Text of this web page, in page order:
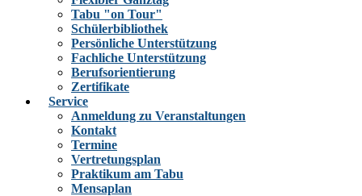
Tabu "on Tour"
Schülerbibliothek
Persönliche Unterstützung
Fachliche Unterstützung
Berufsorientierung
Zertifikate
Service
Anmeldung zu Veranstaltungen
Kontakt
Termine
Vertretungsplan
Praktikum am Tabu
Mensaplan